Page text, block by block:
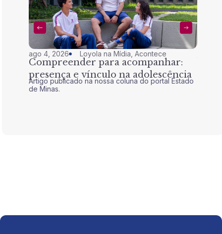
ago 4, 2026 Loyola na Mídia,Acontece
Compreender para acompanhar:
presença e vínculo na adolescência
Artigo publicado na nossa coluna do portal Estado
de Minas.